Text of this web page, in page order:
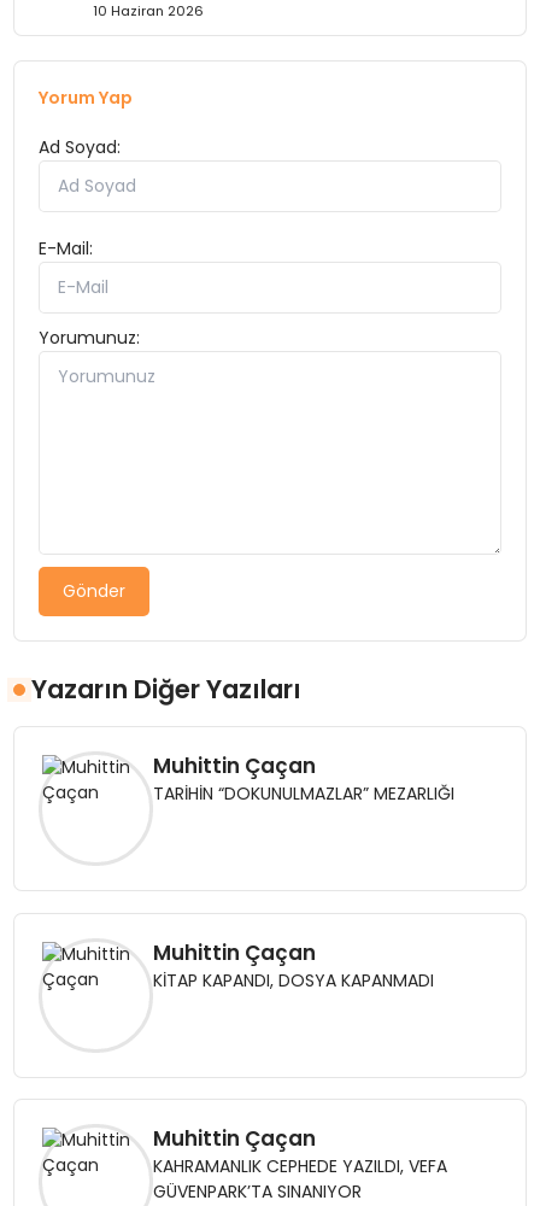
10 Haziran 2026
Yorum Yap
Ad Soyad:
E-Mail:
Yorumunuz:
Gönder
Yazarın Diğer Yazıları
Muhittin Çaçan
TARİHİN “DOKUNULMAZLAR” MEZARLIĞI
Muhittin Çaçan
KİTAP KAPANDI, DOSYA KAPANMADI
Muhittin Çaçan
KAHRAMANLIK CEPHEDE YAZILDI, VEFA
GÜVENPARK’TA SINANIYOR